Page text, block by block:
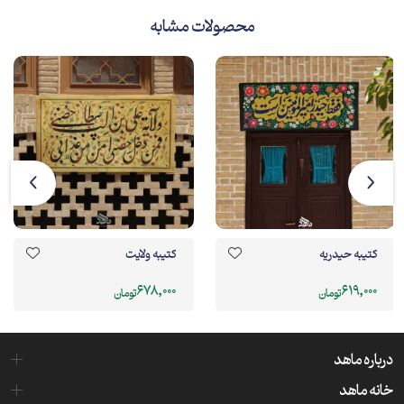
محصولات مشابه
کتیبه حیدریه
619,000تومان
کتیبه ولایت
678,000تومان
درباره ماهد
خانه ماهد